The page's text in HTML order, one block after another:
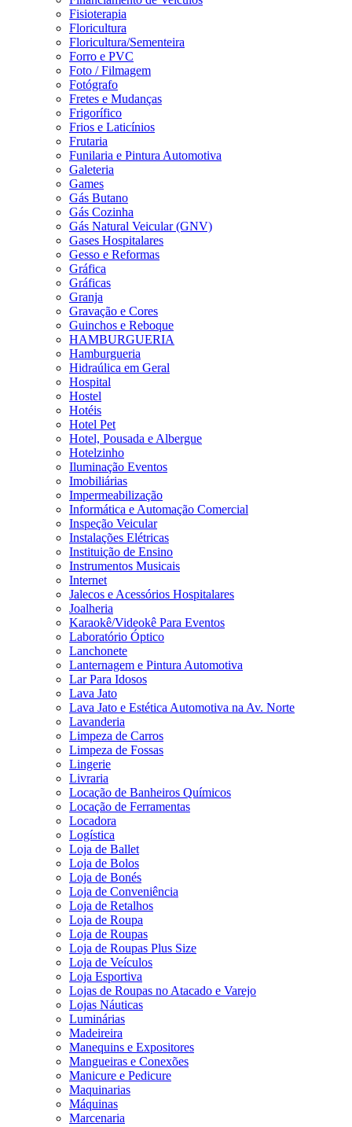
Fisioterapia
Floricultura
Floricultura/Sementeira
Forro e PVC
Foto / Filmagem
Fotógrafo
Fretes e Mudanças
Frigorífico
Frios e Laticínios
Frutaria
Funilaria e Pintura Automotiva
Galeteria
Games
Gás Butano
Gás Cozinha
Gás Natural Veicular (GNV)
Gases Hospitalares
Gesso e Reformas
Gráfica
Gráficas
Granja
Gravação e Cores
Guinchos e Reboque
HAMBURGUERIA
Hamburgueria
Hidraúlica em Geral
Hospital
Hostel
Hotéis
Hotel Pet
Hotel, Pousada e Albergue
Hotelzinho
Iluminação Eventos
Imobiliárias
Impermeabilização
Informática e Automação Comercial
Inspeção Veicular
Instalações Elétricas
Instituição de Ensino
Instrumentos Musicais
Internet
Jalecos e Acessórios Hospitalares
Joalheria
Karaokê/Videokê Para Eventos
Laboratório Óptico
Lanchonete
Lanternagem e Pintura Automotiva
Lar Para Idosos
Lava Jato
Lava Jato e Estética Automotiva na Av. Norte
Lavanderia
Limpeza de Carros
Limpeza de Fossas
Lingerie
Livraria
Locação de Banheiros Químicos
Locação de Ferramentas
Locadora
Logística
Loja de Ballet
Loja de Bolos
Loja de Bonés
Loja de Conveniência
Loja de Retalhos
Loja de Roupa
Loja de Roupas
Loja de Roupas Plus Size
Loja de Veículos
Loja Esportiva
Lojas de Roupas no Atacado e Varejo
Lojas Náuticas
Luminárias
Madeireira
Manequins e Expositores
Mangueiras e Conexões
Manicure e Pedicure
Maquinarias
Máquinas
Marcenaria